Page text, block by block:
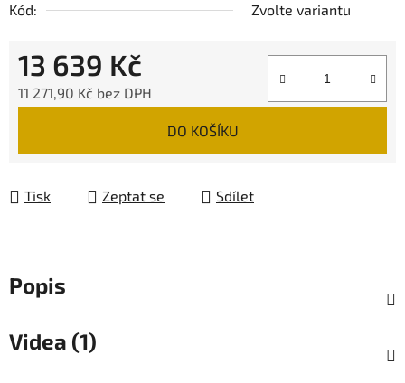
Kód:
Zvolte variantu
13 639 Kč
11 271,90 Kč bez DPH
DO KOŠÍKU
Tisk Zeptat se Sdílet
Popis
Videa (1)